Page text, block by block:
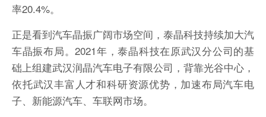
率20.4%。
正是看到汽车晶振广阔市场空间，泰晶科技持续加大汽
车晶振布局。2021年，泰晶科技在原武汉分公司的基
础上组建武汉润晶汽车电子有限公司，背靠光谷中心，
依托武汉丰富人才和科研资源优势，加速布局汽车电
子、新能源汽车、车联网市场。